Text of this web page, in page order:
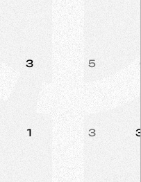
3 5
1 3